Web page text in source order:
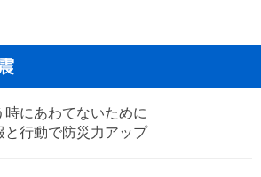
時にあわてないために
と行動で防災力アップ